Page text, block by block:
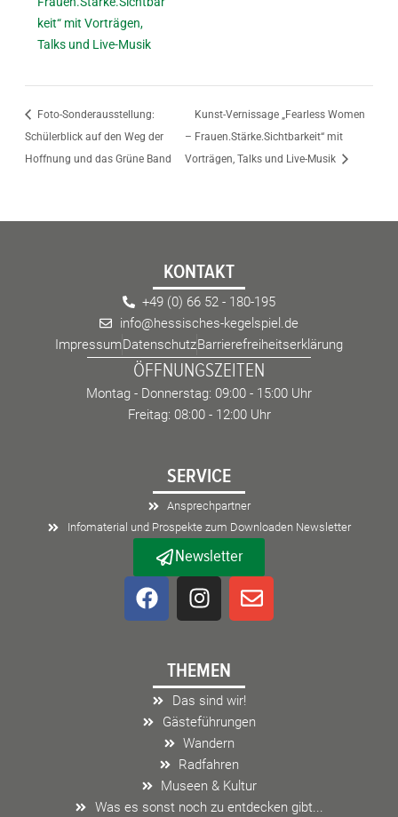
keit“ mit Vorträgen,
Talks und Live-Musik
Foto-Sonderausstellung:
Schülerblick auf den Weg der
Hoffnung und das Grüne Band
Kunst-Vernissage „Fearless Women
– Frauen.Stärke.Sichtbarkeit“ mit
Vorträgen, Talks und Live-Musik
KONTAKT
+49 (0) 66 52 - 180-195
info@hessisches-kegelspiel.de
ImpressumDatenschutzBarrierefreiheitserklärung
ÖFFNUNGSZEITEN
Montag - Donnerstag: 09:00 - 15:00 Uhr
Freitag: 08:00 - 12:00 Uhr
SERVICE
Ansprechpartner
Infomaterial und Prospekte zum Downloaden Newsletter
Newsletter
F
a
o
o
I
n
a
g
r
a
m
E
n
p
THEMEN
Das sind wir!
Gästeführungen
Wandern
Radfahren
Museen & Kultur
Was es sonst noch zu entdecken gibt...